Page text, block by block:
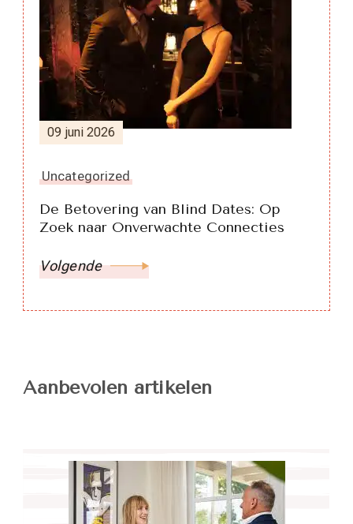
09 juni 2026
Uncategorized
De Betovering van Blind Dates: Op
Zoek naar Onverwachte Connecties
Volgende
Aanbevolen artikelen